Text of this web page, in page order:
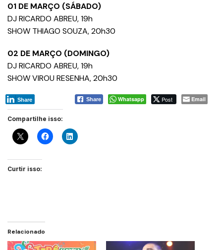
01 DE MARÇO (SÁBADO)
DJ RICARDO ABREU, 19h
SHOW THIAGO SOUZA, 20h30
02 DE MARÇO (DOMINGO)
DJ RICARDO ABREU, 19h
SHOW VIROU RESENHA, 20h30
Share Whatsapp Post Email
Share
Compartilhe isso:
Curtir isso:
Relacionado